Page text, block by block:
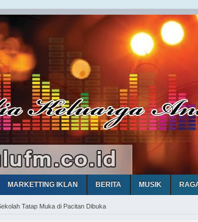
MARKETTING IKLAN BERITA MUSIK
Tatap Muka di Pacitan Dibuka